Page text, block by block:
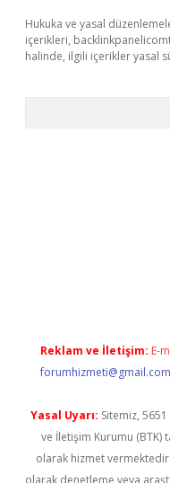
Hukuka ve yasal
içerikleri,
halinde, ilgili içerikler yasal
Reklam ve İletişim: E-
forumhizmeti@gmail.com
Yasal Uyarı: Sitemiz,
ve İletişim Kurumu (BTK)
olarak hizmet
olarak denetleme veya